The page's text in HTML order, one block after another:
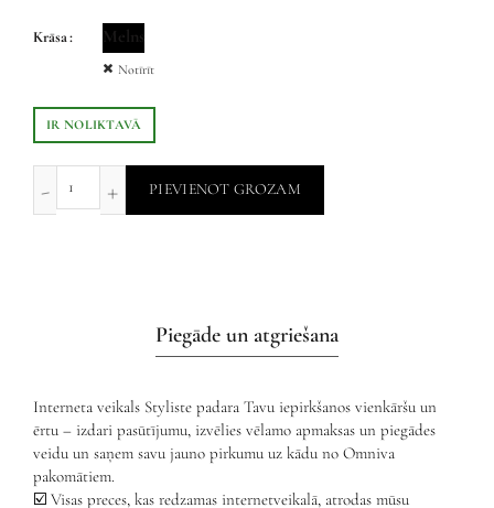
Krāsa Melns
Notīrīt
IR NOLIKTAVĀ
PIEVIENOT GROZAM
Piegāde un atgriešana
Interneta veikals Styliste padara Tavu iepirkšanos vienkāršu un
ērtu – izdari pasūtījumu, izvēlies vēlamo apmaksas un piegādes
veidu un saņem savu jauno pirkumu uz kādu no Omniva
pakomātiem.
☑️ Visas preces, kas redzamas internetveikalā, atrodas mūsu